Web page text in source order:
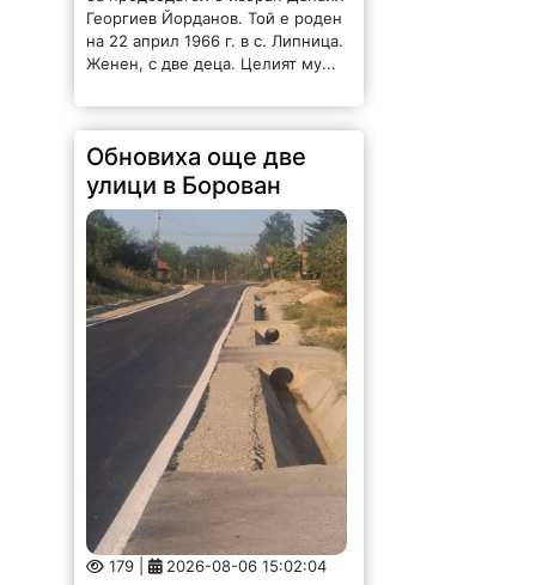
Георгиев Йорданов. Той е роден
на 22 април 1966 г. в с. Липница.
Женен, с две деца. Целият му...
Обновиха още две
улици в Борован
179 | 2026-08-06 15:02:04